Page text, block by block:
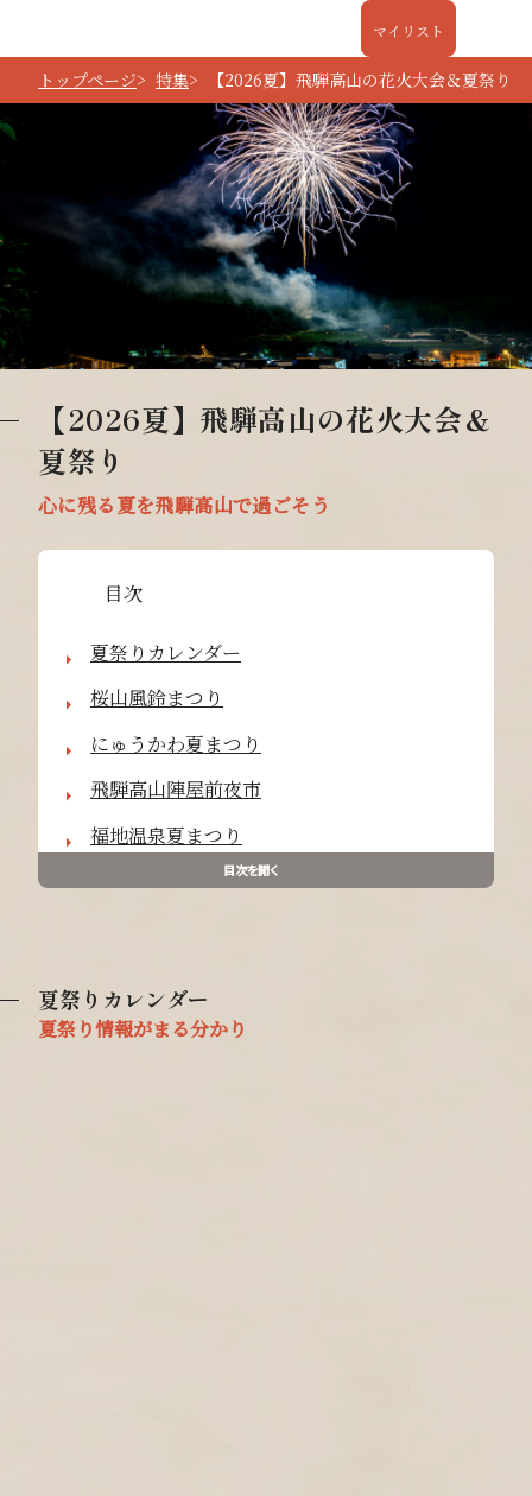
マイリスト
トップページ 特集 【2026夏】飛騨高山の花火大会＆夏祭り
【2026夏】飛騨高山の花火大会＆
夏祭り
心に残る夏を飛騨高山で過ごそう
目次
夏祭りカレンダー
桜山風鈴まつり
にゅうかわ夏まつり
飛騨高山陣屋前夜市
福地温泉夏まつり
目次を開く
夏祭りカレンダー
夏祭り情報がまる分かり